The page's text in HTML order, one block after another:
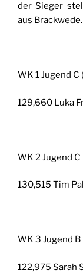
der Sieger
aus Brackwede.
WK 1
129,660 Luka
WK 2 Jugend C
130,515 Tim
WK 3
122,975 Sarah